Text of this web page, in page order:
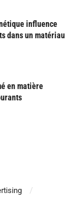
influence
dans un matériau
en matière